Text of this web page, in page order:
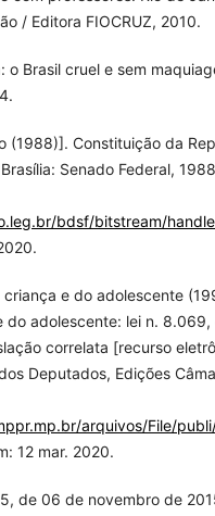
/ Editora FIOCRUZ, 2010.
o Brasil cruel e sem
(1988)]. Constituição da
Senado Federal,
bdsf/bitstream/
criança e do adolescente
do adolescente: lei n.
correlata [recurso
Deputados, Edições
arquivos/File/
12 mar. 2020.
de 06 de novembro de